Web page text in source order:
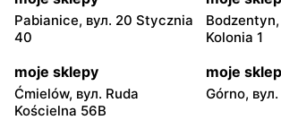
Pabianice, вул. 20 Stycznia
40
Bodzentyn,
Kolonia 1
moje sklepy
Ćmielów, вул. Ruda
Kościelna 56B
moje
Górno,